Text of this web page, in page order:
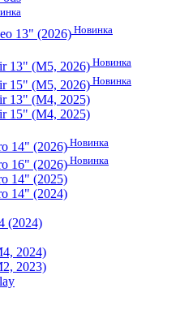
13" (2026) Новинка
13" (M5, 2026)Новинка
15" (M5, 2026)Новинка
13" (M4, 2025)
15" (M4, 2025)
14" (2026) Новинка
16" (2026) Новинка
14" (2025)
14" (2024)
(2024)
2024)
2023)